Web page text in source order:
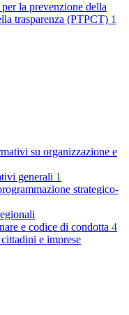
la prevenzione della
trasparenza (PTPCT) 1
su organizzazione e
generali 1
strategico-
e codice di condotta 4
e imprese